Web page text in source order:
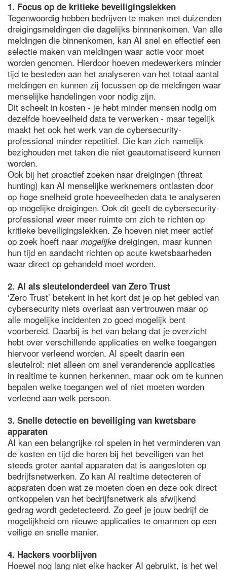
1. Focus op de kritieke beveiligingslekken
Tegenwoordig hebben bedrijven te maken met duizenden
dreigingsmeldingen die dagelijks binnnenkomen. Van alle
meldingen die binnenkomen, kan AI snel en effectief een
selectie maken van meldingen waar actie voor moet
worden genomen. Hierdoor hoeven medewerkers minder
tijd te besteden aan het analyseren van het totaal aantal
meldingen en kunnen zij focussen op de meldingen waar
menselijke handelingen voor nodig zijn.
Dit scheelt in kosten - je hebt minder mensen nodig om
dezelfde hoeveelheid data te verwerken - maar tegelijk
maakt het ook het werk van de cybersecurity-
professional minder repetitief. Die kan zich namelijk
bezighouden met taken die niet geautomatiseerd kunnen
worden.
Ook bij het proactief zoeken naar dreigingen (threat
hunting) kan AI menselijke werknemers ontlasten door
op hoge snelheid grote hoeveelheden data te analyseren
op mogelijke dreigingen. Ook dit geeft de cybersecurity-
professional weer meer ruimte om zich te richten op
kritieke beveiligingslekken. Ze hoeven niet meer actief
op zoek hoeft naar mogelijke dreigingen, maar kunnen
hun tijd en aandacht richten op acute kwetsbaarheden
waar direct op gehandeld moet worden.
2. AI als sleutelonderdeel van Zero Trust
‘Zero Trust’ betekent in het kort dat je op het gebied van
cybersecurity niets overlaat aan vertrouwen maar op
alle mogelijke incidenten zo goed mogelijk bent
voorbereid. Daarbij is het van belang dat je overzicht
hebt over verschillende applicaties en welke toegangen
hiervoor verleend worden. AI speelt daarin een
sleutelrol: niet alleen om snel veranderende applicaties
in realtime te kunnen herkennen, maar ook om te kunnen
bepalen welke toegangen wel of niet moeten worden
verleend aan welk persoon.
3. Snelle detectie en beveiliging van kwetsbare
apparaten
AI kan een belangrijke rol spelen in het verminderen van
de kosten en tijd die horen bij het beveiligen van het
steeds groter aantal apparaten dat is aangesloten op
bedrijfsnetwerken. Zo kan AI realtime detecteren of
apparaten doen wat ze moeten doen en deze ook direct
ontkoppelen van het bedrijfsnetwerk als afwijkend
gedrag wordt gedetecteerd. Zo geef je jouw bedrijf de
mogelijkheid om nieuwe applicaties te omarmen op een
veilige en snelle manier.
4. Hackers voorblijven
Hoewel nog lang niet elke hacker AI gebruikt, is het wel